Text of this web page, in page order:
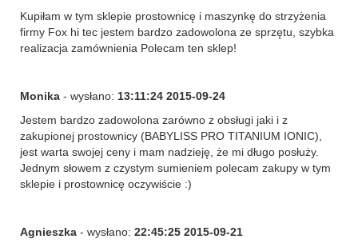
Kupiłam w tym sklepie prostownicę i maszynkę do strzyżenia
firmy Fox hi tec jestem bardzo zadowolona ze sprzętu, szybka
realizacja zamównienia Polecam ten sklep!
Monika - wysłano: 13:11:24 2015-09-24
Jestem bardzo zadowolona zarówno z obsługi jaki i z
zakupionej prostownicy (BABYLISS PRO TITANIUM IONIC),
jest warta swojej ceny i mam nadzieję, że mi długo posłuży.
Jednym słowem z czystym sumieniem polecam zakupy w tym
sklepie i prostownicę oczywiście :)
Agnieszka - wysłano: 22:45:25 2015-09-21